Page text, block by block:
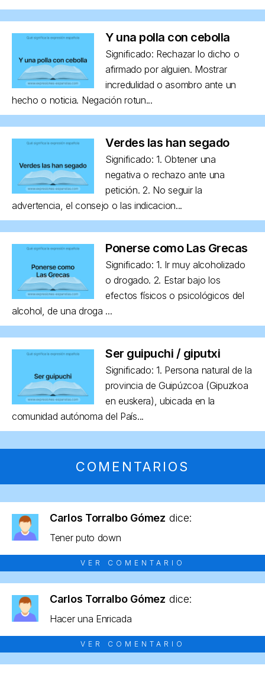
Y una polla con cebolla
Significado: Rechazar lo dicho o
afirmado por alguien. Mostrar
incredulidad o asombro ante un
hecho o noticia. Negación rotun...
Verdes las han segado
Significado: 1. Obtener una
negativa o rechazo ante una
petición. 2. No seguir la
advertencia, el consejo o las indicacion...
Ponerse como Las Grecas
Significado: 1. Ir muy alcoholizado
o drogado. 2. Estar bajo los
efectos físicos o psicológicos del
alcohol, de una droga ...
Ser guipuchi / giputxi
Significado: 1. Persona natural de la
provincia de Guipúzcoa (Gipuzkoa
en euskera), ubicada en la
comunidad autónoma del País...
COMENTARIOS
Carlos Torralbo Gómez dice:
Tener puto down
VER COMENTARIO
Carlos Torralbo Gómez dice:
Hacer una Enricada
VER COMENTARIO